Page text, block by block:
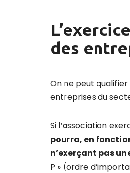
des
On ne peut
entreprises du
Si l’association
pourra, en
n’exerçant pas
P » (ordre